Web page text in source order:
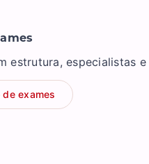
estrutura, especialistas
de exames